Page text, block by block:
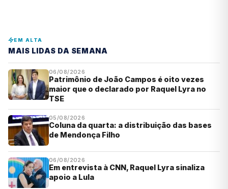
EM ALTA
MAIS LIDAS DA SEMANA
06/08/2026
Patrimônio de João Campos é oito vezes
maior que o declarado por Raquel Lyra no
TSE
05/08/2026
Coluna da quarta: a distribuição das bases
de Mendonça Filho
06/08/2026
Em entrevista à CNN, Raquel Lyra sinaliza
apoio a Lula